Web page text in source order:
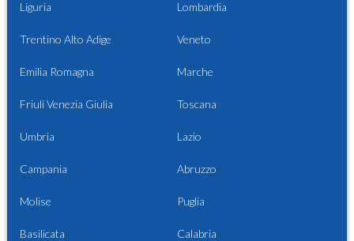
Liguria Lombardia
Trentino Alto Adige Veneto
Emilia Romagna Marche
Friuli Venezia Giulia Toscana
Umbria Lazio
Campania Abruzzo
Molise Puglia
Basilicata Calabria